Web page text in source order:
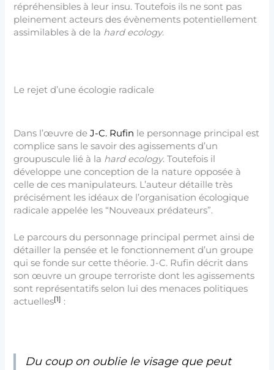
répréhensibles à leur insu. Toutefois ils ne sont pas
pleinement acteurs des évènements potentiellement
assimilables à de la hard ecology.
Le rejet d’une écologie radicale
Dans l’œuvre deJ-C. Rufin le personnage principal est
complice sans le savoir des agissements d’un
groupuscule lié à la hard ecology. Toutefois il
développe une conception de la nature opposée à
celle de ces manipulateurs. L’auteur détaille très
précisément les idéaux de l’organisation écologique
radicale appelée les “Nouveaux prédateurs”.
Le parcours du personnage principal permet ainsi de
détailler la pensée et le fonctionnement d’un groupe
qui se fonde sur cette théorie. J-C. Rufin décrit dans
son œuvre un groupe terroriste dont les agissements
sont représentatifs selon lui des menaces politiques
actuelles[1] :
Du coup on oublie le visage que peut